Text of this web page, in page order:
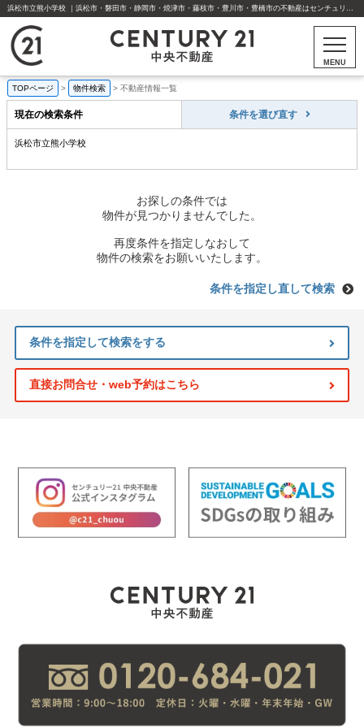
浜松市立熊小学校 ｜浜松市・磐田市・静岡市・焼津市・藤枝市・豊川市・豊橋市の不動産はセンチュリー21中央不動産
MENU
TOPページ > 物件検索 > 不動産情報一覧
現在の検索条件 条件を選び直す
浜松市立熊小学校
お探しの条件では
物件が見つかりませんでした。
再度条件を指定しなおして
物件の検索をお願いいたします。
条件を指定し直して検索
条件を指定して検索をする
直接お問合せ・web予約はこちら